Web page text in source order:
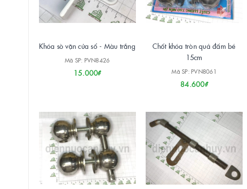
Khóa sò vặn cửa sổ - Màu trắng
Mã SP: PVN8426
15.000₫
Chốt khóa tròn quả đấm bé
15cm
Mã SP: PVN8061
84.600₫